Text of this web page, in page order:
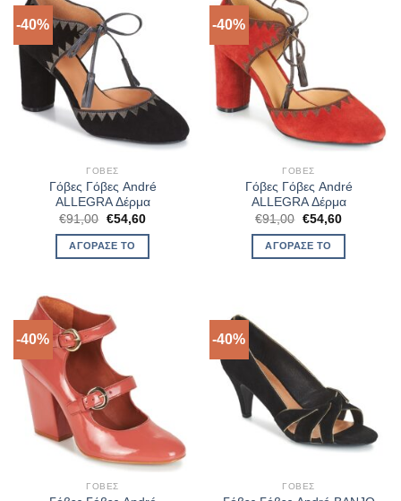
-40%
ΓΌΒΕΣ
Γόβες Γόβες André
ALLEGRA Δέρμα
€91,00 Original
price
was:
€91,00.
€54,60Η
ΑΓΌΡΑΣΈ ΤΟ
-40%
ΓΌΒΕΣ
Γόβες Γόβες André
ALLEGRA Δέρμα
€91,00 Original
price
was:
€91,00.
€54,60Η
ΑΓΌΡΑΣΈ ΤΟ
-40%
ΓΌΒΕΣ
-40%
ΓΌΒΕΣ